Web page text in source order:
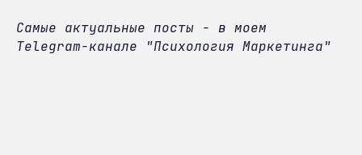
Самые актуальные посты - в моем
Telegram-канале "Психология Маркетинга"